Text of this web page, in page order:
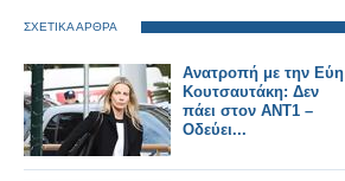
ΣΧΕΤΙΚΑ ΑΡΘΡΑ
Ανατροπή με την Εύη
Κουτσαυτάκη: Δεν
πάει στον ΑΝΤ1 –
Οδεύει...